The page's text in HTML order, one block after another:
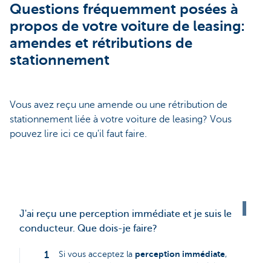
Questions fréquemment posées à
propos de votre voiture de leasing:
amendes et rétributions de
stationnement
Vous avez reçu une amende ou une rétribution de
stationnement liée à votre voiture de leasing? Vous
pouvez lire ici ce qu'il faut faire.
J'ai reçu une perception immédiate et je suis le
conducteur. Que dois-je faire?
Si vous acceptez la perception immédiate,